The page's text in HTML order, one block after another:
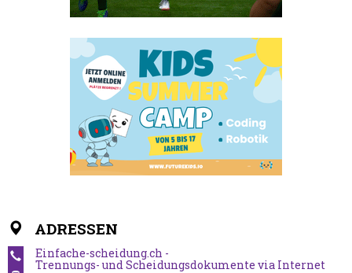
ADRESSEN
Einfache-scheidung.ch -
Trennungs- und Scheidungsdokumente via Internet